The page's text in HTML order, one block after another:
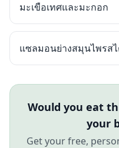
มะเขือเทศและมะกอก
แซลมอนย่างสมุนไพรสไ
Would you eat
your
Get your free,